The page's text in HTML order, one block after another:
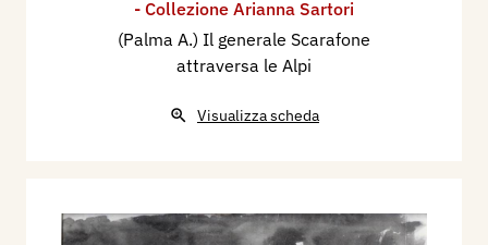
- Collezione Arianna Sartori
(Palma A.) Il generale Scarafone
attraversa le Alpi
Visualizza scheda